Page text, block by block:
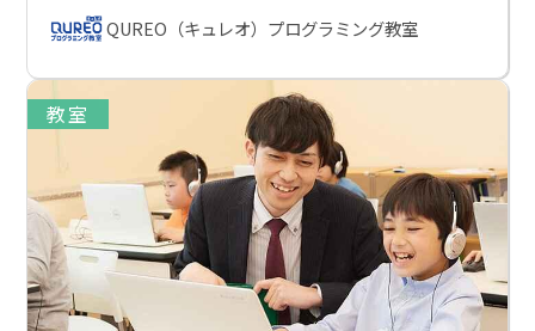
QUREO（キュレオ）プログラミング教室
教室